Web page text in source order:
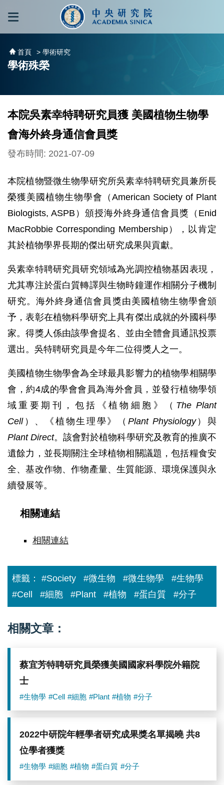
跳到主要內容區塊
首頁 > 學術研究
學術殊榮
本院吳素幸特聘研究員獲 美國植物生物學
會海外終身通信會員獎
發布時間: 2021-07-09
本院植物暨微生物學研究所吳素幸特聘研究員兼所長
榮獲美國植物生物學會（American Society of Plant
Biologists, ASPB）頒授海外終身通信會員獎（Enid
MacRobbie Corresponding Membership），以肯定
其於植物學界長期的傑出研究成果與貢獻。
吳素幸特聘研究員研究領域為光調控植物基因表現，
尤其專注於蛋白質轉譯與生物時鐘運作相關分子機制
研究。海外終身通信會員獎由美國植物生物學會頒
予，表彰在植物科學研究上具有傑出成就的外國科學
家。得獎人係由該學會提名、並由全體會員通訊投票
選出。吳特聘研究員是今年二位得獎人之一。
美國植物生物學會為全球最具影響力的植物學相關學
會，約4成的學會會員為海外會員，並發行植物學領
域重要期刊，包括《植物細胞》（ The Plant
Cell）、《植物生理學》（ Plant Physiology）與
Plant Direct。該會對於植物科學研究及教育的推廣不
遺餘力，並長期關注全球植物相關議題，包括糧食安
全、基改作物、作物產量、生質能源、環境保護與永
續發展等。
相關連結
相關連結
標籤： #Society #微生物 #微生物學
#生物學
#Cell
#細胞 #Plant #植物 #蛋白質 #分子
相關文章：
蔡宜芳特聘研究員榮獲美國國家科學院外籍院
士
#生物學 #Cell #細胞 #Plant #植物 #分子
2022中研院年輕學者研究成果獎名單揭曉 共8
位學者獲獎
#生物學 #細胞 #植物 #蛋白質 #分子